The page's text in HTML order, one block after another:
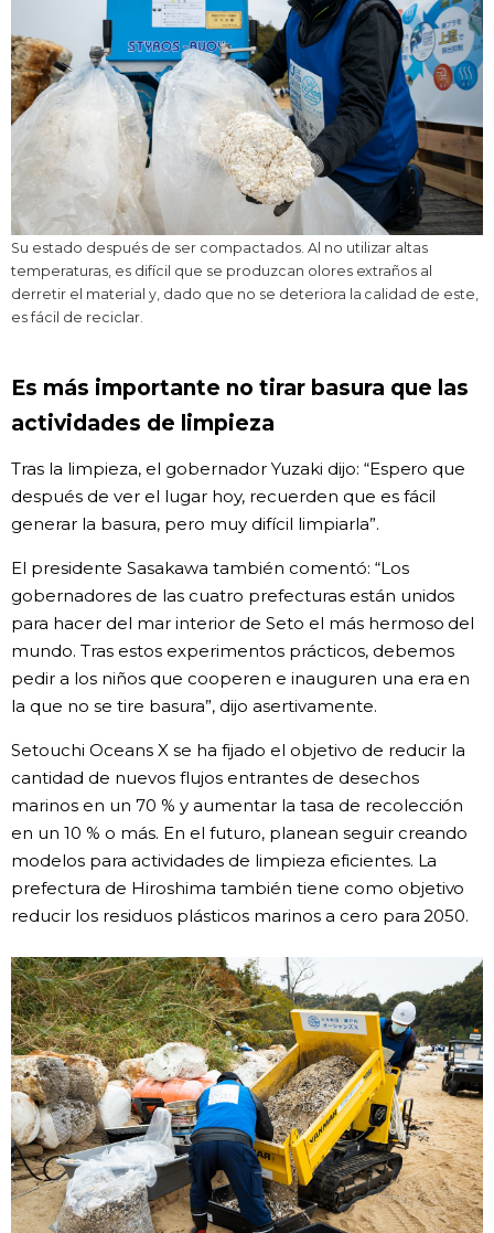
Su estado después de ser compactados. Al no utilizar altas
temperaturas, es difícil que se produzcan olores extraños al
derretir el material y, dado que no se deteriora la calidad de este,
es fácil de reciclar.
Es más importante no tirar basura que las
actividades de limpieza
Tras la limpieza, el gobernador Yuzaki dijo: “Espero que
después de ver el lugar hoy, recuerden que es fácil
generar la basura, pero muy difícil limpiarla”.
El presidente Sasakawa también comentó: “Los
gobernadores de las cuatro prefecturas están unidos
para hacer del mar interior de Seto el más hermoso del
mundo. Tras estos experimentos prácticos, debemos
pedir a los niños que cooperen e inauguren una era en
la que no se tire basura”, dijo asertivamente.
Setouchi Oceans X se ha fijado el objetivo de reducir la
cantidad de nuevos flujos entrantes de desechos
marinos en un 70 % y aumentar la tasa de recolección
en un 10 % o más. En el futuro, planean seguir creando
modelos para actividades de limpieza eficientes. La
prefectura de Hiroshima también tiene como objetivo
reducir los residuos plásticos marinos a cero para 2050.